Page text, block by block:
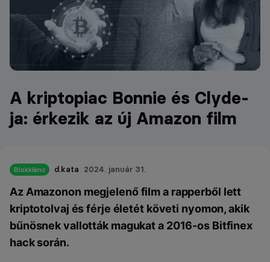
A kriptopiac Bonnie és Clyde-
ja: érkezik az új Amazon film
Blokklánc d.kata 2024. január 31.
Az Amazonon megjelenő film a rapperből lett
kriptotolvaj és férje életét követi nyomon, akik
bűnösnek vallották magukat a 2016-os Bitfinex
hack során.